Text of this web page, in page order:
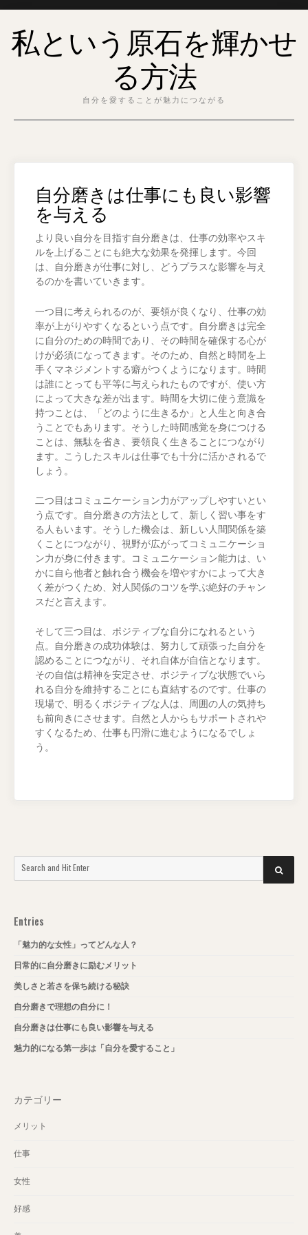
content私という原石を輝かせ
る方法
自分を愛することが魅力につながる
自分磨きは仕事にも良い影響
を与える
より良い自分を目指す自分磨きは、仕事の効率やスキ
ルを上げることにも絶大な効果を発揮します。今回
は、自分磨きが仕事に対し、どうプラスな影響を与え
るのかを書いていきます。
一つ目に考えられるのが、要領が良くなり、仕事の効
率が上がりやすくなるという点です。自分磨きは完全
に自分のための時間であり、その時間を確保する心が
けが必須になってきます。そのため、自然と時間を上
手くマネジメントする癖がつくようになります。時間
は誰にとっても平等に与えられたものですが、使い方
によって大きな差が出ます。時間を大切に使う意識を
持つことは、「どのように生きるか」と人生と向き合
うことでもあります。そうした時間感覚を身につける
ことは、無駄を省き、要領良く生きることにつながり
ます。こうしたスキルは仕事でも十分に活かされるで
しょう。
二つ目はコミュニケーション力がアップしやすいとい
う点です。自分磨きの方法として、新しく習い事をす
る人もいます。そうした機会は、新しい人間関係を築
くことにつながり、視野が広がってコミュニケーショ
ン力が身に付きます。コミュニケーション能力は、い
かに自ら他者と触れ合う機会を増やすかによって大き
く差がつくため、対人関係のコツを学ぶ絶好のチャン
スだと言えます。
そして三つ目は、ポジティブな自分になれるという
点。自分磨きの成功体験は、努力して頑張った自分を
認めることにつながり、それ自体が自信となります。
その自信は精神を安定させ、ポジティブな状態でいら
れる自分を維持することにも直結するのです。仕事の
現場で、明るくポジティブな人は、周囲の人の気持ち
も前向きにさせます。自然と人からもサポートされや
すくなるため、仕事も円滑に進むようになるでしょ
う。
SEARCH
Entries
「魅力的な女性」ってどんな人？
日常的に自分磨きに励むメリット
美しさと若さを保ち続ける秘訣
自分磨きで理想の自分に！
自分磨きは仕事にも良い影響を与える
魅力的になる第一歩は「自分を愛すること」
カテゴリー
メリット
仕事
女性
好感